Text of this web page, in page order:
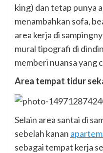
king) dan tetap punya
menambahkan sofa,
area kerja di
mural tipografi di
memberi nuansa yang
Area tempat tidur
Selain area santai di
sebelah kanan
sebagai tempat kerja